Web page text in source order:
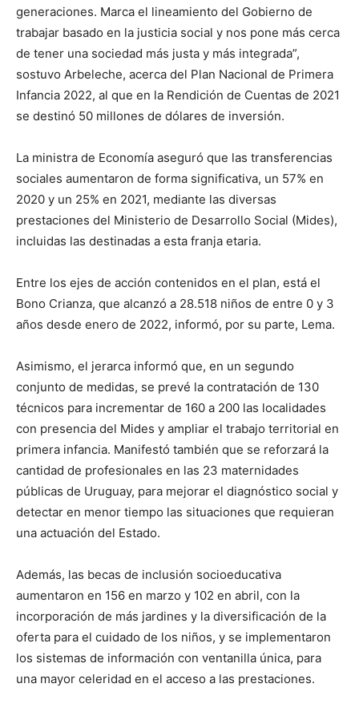
generaciones. Marca el lineamiento del Gobierno de
trabajar basado en la justicia social y nos pone más cerca
de tener una sociedad más justa y más integrada”,
sostuvo Arbeleche, acerca del Plan Nacional de Primera
Infancia 2022, al que en la Rendición de Cuentas de 2021
se destinó 50 millones de dólares de inversión.
La ministra de Economía aseguró que las transferencias
sociales aumentaron de forma significativa, un 57% en
2020 y un 25% en 2021, mediante las diversas
prestaciones del Ministerio de Desarrollo Social (Mides),
incluidas las destinadas a esta franja etaria.
Entre los ejes de acción contenidos en el plan, está el
Bono Crianza, que alcanzó a 28.518 niños de entre 0 y 3
años desde enero de 2022, informó, por su parte, Lema.
Asimismo, el jerarca informó que, en un segundo
conjunto de medidas, se prevé la contratación de 130
técnicos para incrementar de 160 a 200 las localidades
con presencia del Mides y ampliar el trabajo territorial en
primera infancia. Manifestó también que se reforzará la
cantidad de profesionales en las 23 maternidades
públicas de Uruguay, para mejorar el diagnóstico social y
detectar en menor tiempo las situaciones que requieran
una actuación del Estado.
Además, las becas de inclusión socioeducativa
aumentaron en 156 en marzo y 102 en abril, con la
incorporación de más jardines y la diversificación de la
oferta para el cuidado de los niños, y se implementaron
los sistemas de información con ventanilla única, para
una mayor celeridad en el acceso a las prestaciones.